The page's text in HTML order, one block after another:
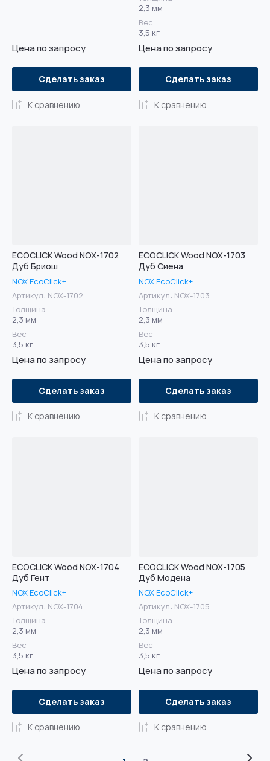
Цена по запросу
Сделать заказ
К сравнению
2,3 мм
Вес
3,5 кг
Цена по запросу
Сделать заказ
К сравнению
ECOCLICK Wood NOX-1702
Дуб Бриош
NOX EcoClick+
Артикул: NOX-1702
Толщина
2,3 мм
Вес
3,5 кг
Цена по запросу
Сделать заказ
К сравнению
ECOCLICK Wood NOX-1703
Дуб Сиена
NOX EcoClick+
Артикул: NOX-1703
Толщина
2,3 мм
Вес
3,5 кг
Цена по запросу
Сделать заказ
К сравнению
ECOCLICK Wood NOX-1704
Дуб Гент
NOX EcoClick+
Артикул: NOX-1704
Толщина
2,3 мм
Вес
3,5 кг
Цена по запросу
Сделать заказ
К сравнению
ECOCLICK Wood NOX-1705
Дуб Модена
NOX EcoClick+
Артикул: NOX-1705
Толщина
2,3 мм
Вес
3,5 кг
Цена по запросу
Сделать заказ
К сравнению